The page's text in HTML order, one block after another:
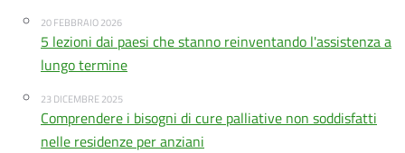
20 FEBBRAIO 2026
5 lezioni dai paesi che stanno reinventando l'assistenza a
lungo termine
23 DICEMBRE 2025
Comprendere i bisogni di cure palliative non soddisfatti
nelle residenze per anziani